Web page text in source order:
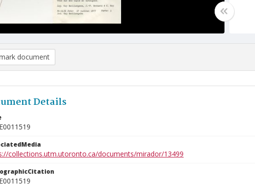
document
Details
collections.utm.utoronto.ca/documents/mirador/13499